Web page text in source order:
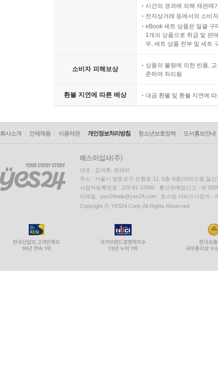
시간의 경과에 의해 재판매
전자상거래 등에서의 소비
eBook 세트 상품은 일괄 구
1개의 상품으로 취급 및 판
우, 세트 상품 전부 및 세트
소비자 피해보상
상품의 불량에 의한 반품,
준하여 처리됨
환불 지연에 따른 배상 대금 환불 및 환불 지연에
회사소개 인재채용 이용약관 개인정보처리방침 청소년보호정책 도서홍보안내
대표 : 김석환, 최세라
주소 : 서울시 영등포구 은행로 11, 5층~6층(여의도동,일신
사업자등록번호 : 229-81-37000 통신판매업신고 : 제
이메일 : yes24help@yes24.com 호스팅 서비스사업자 :
Copyright ⓒ YES24 Corp. All Rights Reserved.